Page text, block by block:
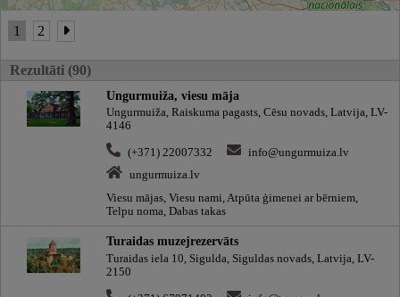
1 2
Rezultāti (90)
Ungurmuiža, viesu māja
Ungurmuiža, Raiskuma pagasts, Cēsu novads, Latvija, LV-
4146
(+371) 22007332
info@ungurmuiza.lv
ungurmuiza.lv
Viesu mājas, Viesu nami, Atpūta ģimenei ar bērniem,
Telpu noma, Dabas takas
Turaidas muzejrezervāts
Turaidas iela 10, Sigulda, Siguldas novads, Latvija, LV-
2150